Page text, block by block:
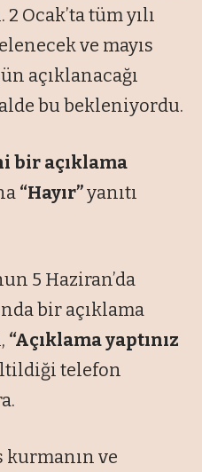
2 Ocak’ta tüm yılı
ve mayıs
açıklanacağı
bu bekleniyordu.
bir açıklama
“Hayır”yanıtı
5 Haziran’da
bir açıklama
“Açıklama yaptınız
telefon
kurmanın ve